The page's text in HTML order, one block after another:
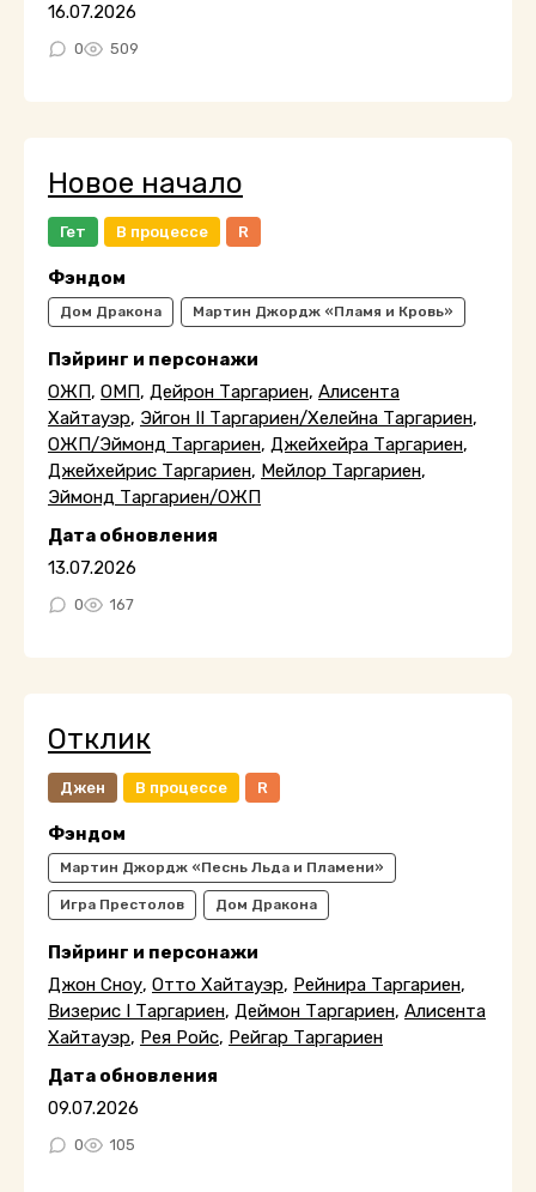
16.07.2026
0 509
Новое начало
Гет В процессе R
Фэндом
Дом Дракона Мартин Джордж «Пламя и Кровь»
Пэйринг и персонажи
ОЖП, ОМП, Дейрон Таргариен, Алисента
Хайтауэр, Эйгон II Таргариен/Хелейна Таргариен,
ОЖП/Эймонд Таргариен, Джейхейра Таргариен,
Джейхейрис Таргариен, Мейлор Таргариен,
Эймонд Таргариен/ОЖП
Дата обновления
13.07.2026
0 167
Отклик
Джен В процессе R
Фэндом
Мартин Джордж «Песнь Льда и Пламени»
Игра Престолов Дом Дракона
Пэйринг и персонажи
Джон Сноу, Отто Хайтауэр, Рейнира Таргариен,
Визерис I Таргариен, Деймон Таргариен, Алисента
Хайтауэр, Рея Ройс, Рейгар Таргариен
Дата обновления
09.07.2026
0 105